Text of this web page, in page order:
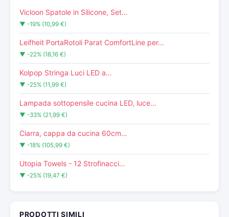
Vicloon Spatole in Silicone, Set…
▼ -19% (10,99 €)
Leifheit PortaRotoli Parat ComfortLine per…
▼ -22% (18,16 €)
Kolpop Stringa Luci LED a…
▼ -25% (11,99 €)
Lampada sottopensile cucina LED, luce…
▼ -33% (21,99 €)
Ciarra, cappa da cucina 60cm…
▼ -18% (105,99 €)
Utopia Towels - 12 Strofinacci…
▼ -25% (19,47 €)
PRODOTTI SIMILI